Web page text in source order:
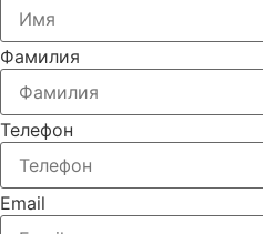
Фамилия
Телефон
Email